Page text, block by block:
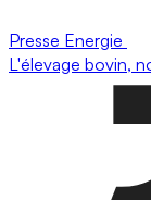
Presse Energie
L'élevage bovin,